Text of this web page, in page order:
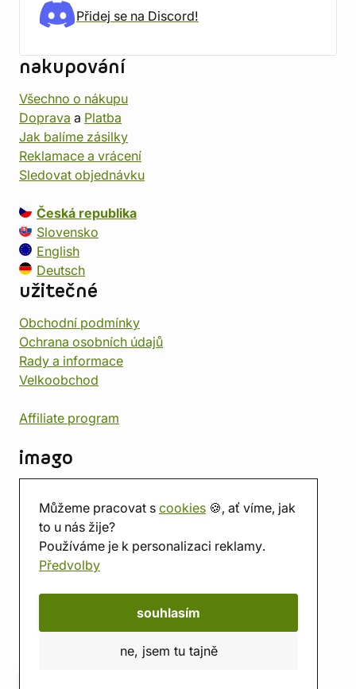
Můžeme pracovat s cookies 🍪, ať víme, jak
to u nás žije?
Používáme je k personalizaci reklamy.
Předvolby
souhlasím
ne, jsem tu tajně
Přidej se na Discord!
nakupování
Všechno o nákupu
Doprava a Platba
Jak balíme zásilky
Reklamace a vrácení
Sledovat objednávku
Česká republika
Slovensko
English
Deutsch
užitečné
Obchodní podmínky
Ochrana osobních údajů
Rady a informace
Velkoobchod
Affiliate program
imago
Prodejna
Herna
O nás
Hodnocení obchodu